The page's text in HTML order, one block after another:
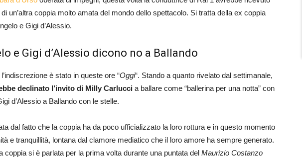
un’altra coppia molto amata del mondo dello spettacolo. Si tratta della ex coppia
e Gigi d’Alessio.
e Gigi d’Alessio dicono no a Ballando
è stato in queste ore “Oggi“. Stando a quanto rivelato dal settimanale,
declinato l’invito di Milly Carlucci a ballare come “ballerina per una notta” con
d’Alessio a Ballando con le stelle.
dal fatto che la coppia ha da poco ufficializzato la loro rottura e in questo momento
e tranquillità, lontana dal clamore mediatico che il loro amore ha sempre generato.
coppia si è parlata per la prima volta durante una puntata del Maurizio Costanzo